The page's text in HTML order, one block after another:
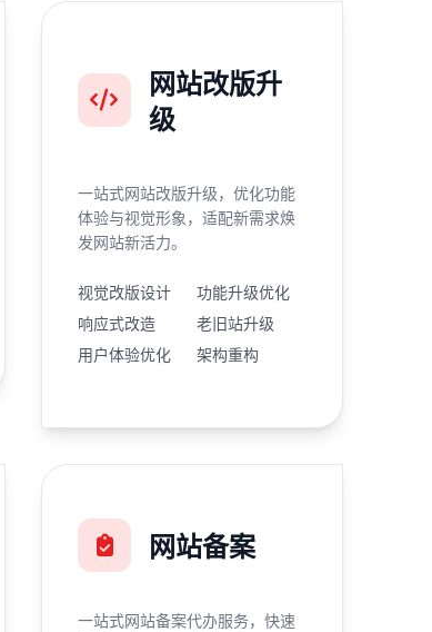
网站改版升
级
一站式网站改版升级，优化功能
体验与视觉形象，适配新需求焕
发网站新活力。
视觉改版设计
功能升级优化
响应式改造
老旧站升级
用户体验优化
架构重构
网站备案
一站式网站备案代办服务，快速